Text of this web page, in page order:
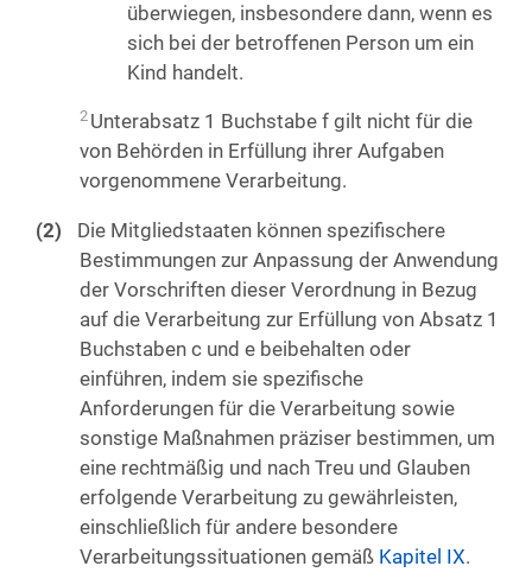
überwiegen, insbesondere dann, wenn es
sich bei der betroffenen Person um ein
Kind handelt.
2 Unterabsatz 1 Buchstabe f gilt nicht für die
von Behörden in Erfüllung ihrer Aufgaben
vorgenommene Verarbeitung.
Die Mitgliedstaaten können spezifischere
Bestimmungen zur Anpassung der Anwendung
der Vorschriften dieser Verordnung in Bezug
auf die Verarbeitung zur Erfüllung von Absatz 1
Buchstaben c und e beibehalten oder
einführen, indem sie spezifische
Anforderungen für die Verarbeitung sowie
sonstige Maßnahmen präziser bestimmen, um
eine rechtmäßig und nach Treu und Glauben
erfolgende Verarbeitung zu gewährleisten,
einschließlich für andere besondere
Verarbeitungssituationen gemäß Kapitel IX.